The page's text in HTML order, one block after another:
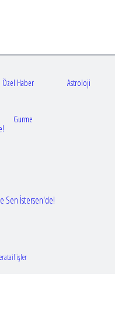
Sen İstersen'de!
Özel Haber Astroloji
Gurme
işler